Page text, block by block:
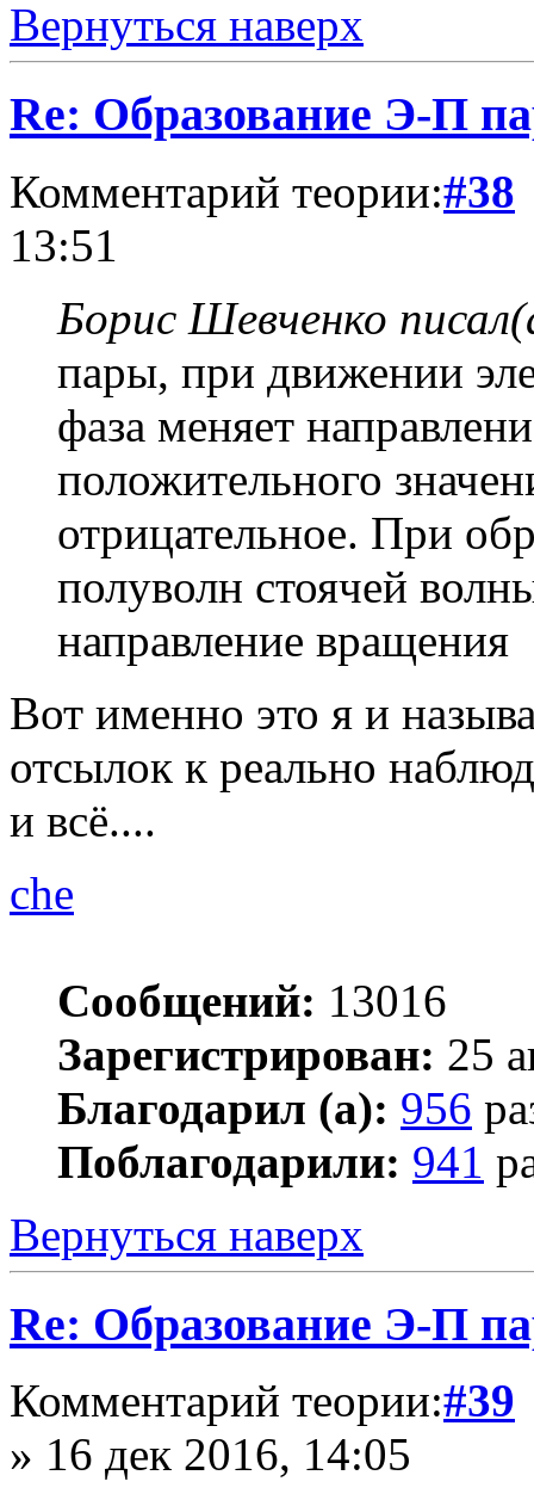
Вернуться наверх
Re: Образование Э-П
Комментарий теории:#38
13:51
Борис Шевченко
пары, при движении
фаза меняет
положительного
отрицательное. При
полуволн стоячей
направление вращения
Вот именно это я и
отсылок к реально
и всё....
che
Сообщений: 13016
Зарегистрирован: 25
Благодарил (а): 956
Поблагодарили: 941
Вернуться наверх
Re: Образование Э-П
Комментарий теории:#39
» 16 дек 2016, 14:05